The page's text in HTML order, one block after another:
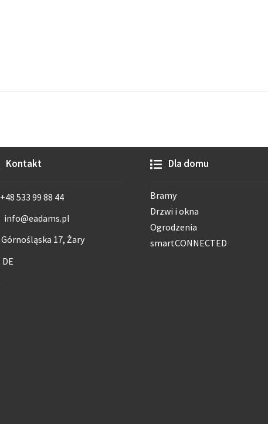
Kontakt
+48 533 99 88 44
info@eadams.pl
Górnośląska 17, Żary
DE
Dla domu
Bramy
Drzwi i okna
Ogrodzenia
smartCONNECTED